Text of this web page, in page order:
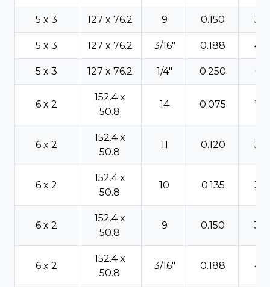
5 x 3 127 x 76.2 9 0.150
5 x 3 127 x 76.2 3/16" 0.188
5 x 3 127 x 76.2 1/4" 0.250
6 x 2
152.4 x
50.8
14 0.075
6 x 2
152.4 x
50.8
11 0.120
6 x 2
152.4 x
50.8
10 0.135
6 x 2
152.4 x
50.8
9 0.150
6 x 2
152.4 x
50.8
3/16" 0.188